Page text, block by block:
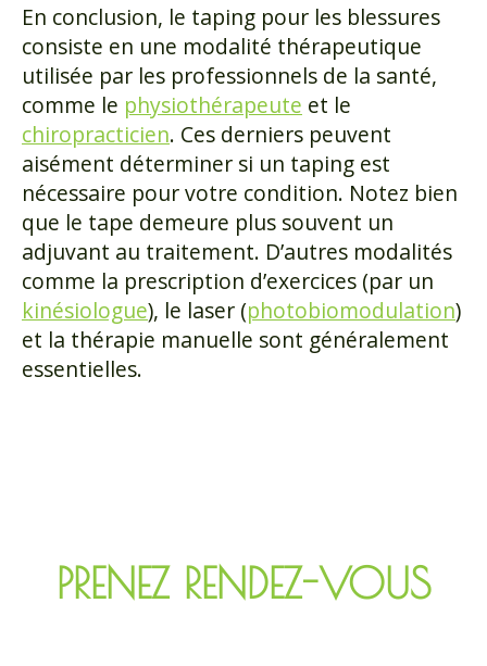
En conclusion, le taping pour les blessures
consiste en une modalité thérapeutique
utilisée par les professionnels de la santé,
comme le physiothérapeute et le
chiropracticien. Ces derniers peuvent
aisément déterminer si un taping est
nécessaire pour votre condition. Notez bien
que le tape demeure plus souvent un
adjuvant au traitement. D’autres modalités
comme la prescription d’exercices (par un
kinésiologue), le laser (photobiomodulation)
et la thérapie manuelle sont généralement
essentielles.
PRENEZ RENDEZ-VOUS